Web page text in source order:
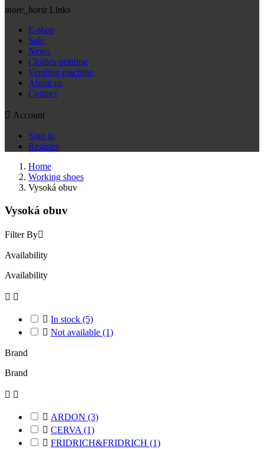
more_horiz Links
E-shop
Sale
News
Clothes printing
Vending machine
About us
Contact
 Account
Sign in
Register
Home
Working shoes
Vysoká obuv
Vysoká obuv
Filter By
Availability
Availability
 
 In stock (5)
 Not available (1)
Brand
Brand
 
 ARDON (3)
 CERVA(1)
 FRIDRICH&FRIDRICH (1)